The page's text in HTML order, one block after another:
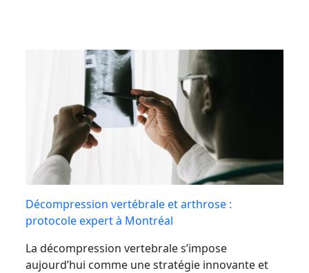
Décompression vertébrale et arthrose :
protocole expert à Montréal
La décompression vertebrale s’impose
aujourd’hui comme une stratégie innovante et